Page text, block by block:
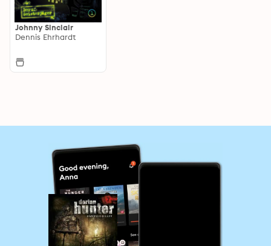
Johnny Sinclair
Dennis Ehrhardt